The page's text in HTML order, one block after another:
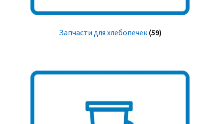
Запчасти для хлебопечек (59)